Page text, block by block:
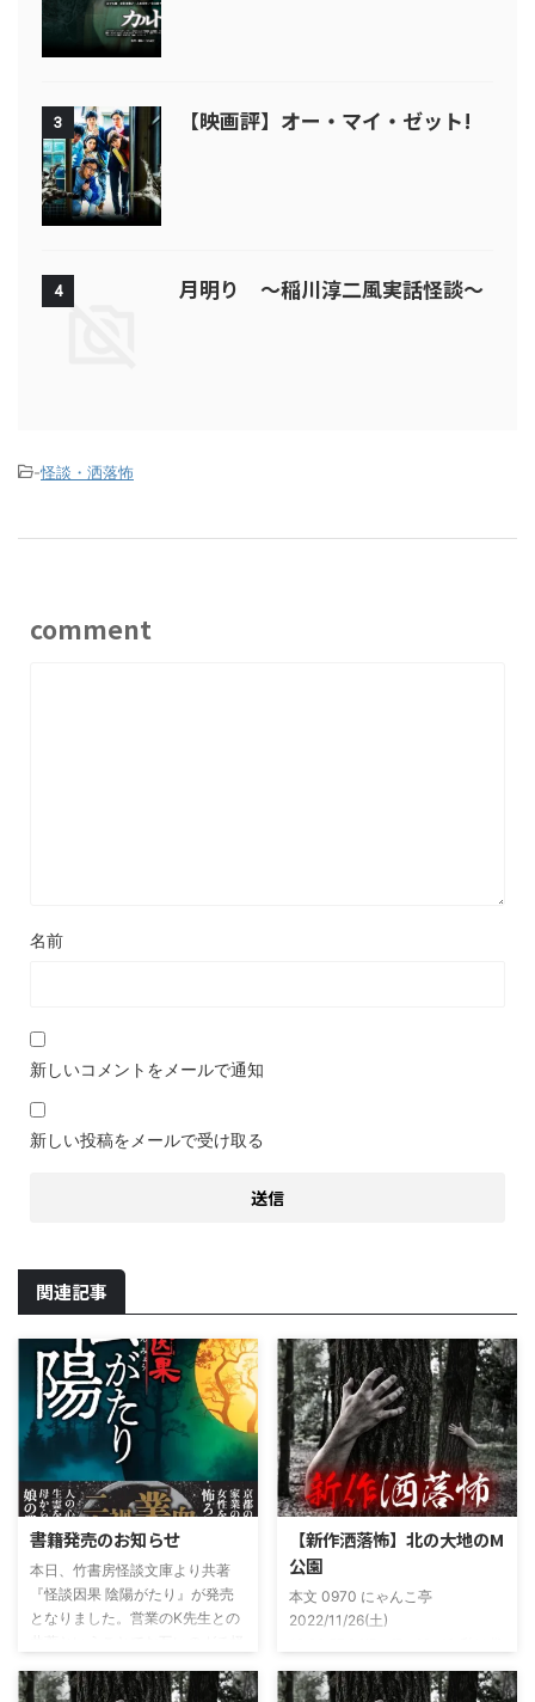
3 【映画評】オー・マイ・ゼット!
4 月明り ～稲川淳二風実話怪談～
-怪談・洒落怖
comment
名前
新しいコメントをメールで通知
新しい投稿をメールで受け取る
関連記事
書籍発売のお知らせ
本日、竹書房怪談文庫より共著
『怪談因果 陰陽がたり』が発売
となりました。営業のK先生との
上げましたので内容の濃さ・面白
【新作洒落怖】北の大地のM
公園
本文 0970 にゃんこ亭
2022/11/26(土)
に言うオカルト系な話がまあまあ
好きで、最近占いとかを副業で始